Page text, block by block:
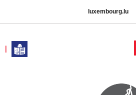
luxembourg.lu